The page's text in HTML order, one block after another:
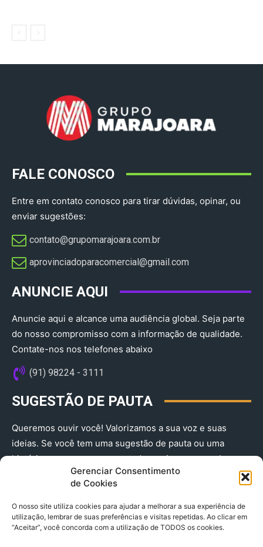
Gerenciar Consentimento
de Cookies
O nosso site utiliza cookies para ajudar a melhorar a sua experiência de
utilização, lembrar de suas preferências e visitas repetidas. Ao clicar em
“Aceitar”, você concorda com a utilização de TODOS os cookies.
FALE CONOSCO
Entre em contato conosco para tirar dúvidas, opinar, ou
enviar sugestões:
contato@grupomarajoara.com.br
aprovinciadoparacomercial@gmail.com​
ANUNCIE AQUI
Anuncie aqui e alcance uma audiência global. Seja parte
do nosso compromisso com a informação de qualidade.
Contate-nos nos telefones abaixo
(91) 98224 - 3111
SUGESTÃO DE PAUTA
Queremos ouvir você! Valorizamos a sua voz e suas
ideias. Se você tem uma sugestão de pauta ou uma
história que merece ser contada, envie-nos agora!
(91) 98224 - 3111